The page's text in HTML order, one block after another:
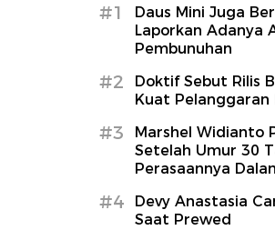
#1
Daus Mini Juga
Laporkan Adanya
Pembunuhan
#2
Doktif Sebut Rilis
Kuat Pelanggaran
#3
Marshel Widianto
Setelah Umur 30
Perasaannya
#4
Devy Anastasia
Saat Prewed